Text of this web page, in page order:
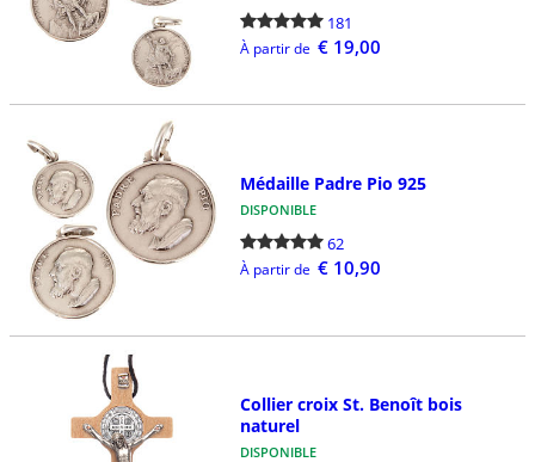
181
À partir de € 19,00
Médaille Padre Pio 925
DISPONIBLE
62
À partir de € 10,90
Collier croix St. Benoît bois
naturel
DISPONIBLE